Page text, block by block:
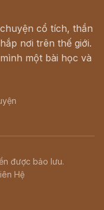
cổ tích, thần
nơi trên thế giới.
một bài học và
được bảo lưu.
Hệ